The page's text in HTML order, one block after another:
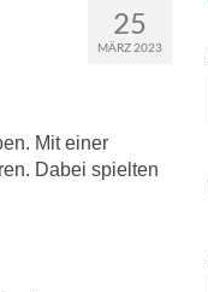
25
MÄRZ 2023
Mit einer
Dabei spielten